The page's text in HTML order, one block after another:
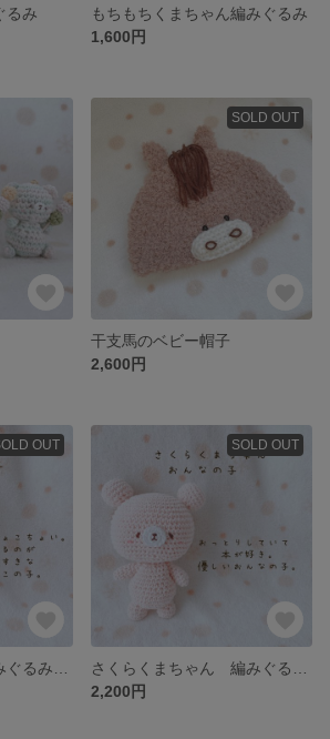
るみ
もちもちくまちゃん編みぐるみ
1,600円
SOLD OUT
干支馬のベビー帽子
2,600円
OUT SOLD OUT
2,200円